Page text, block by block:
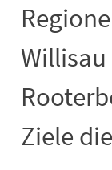
Ziele